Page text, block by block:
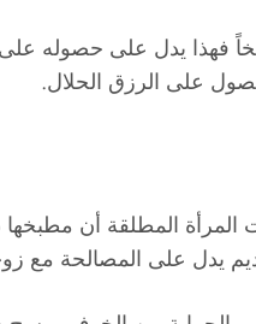
فهذا يدل على
على الرزق الحلال.
المرأة المطلقة أن
يدل على المصالحة مع